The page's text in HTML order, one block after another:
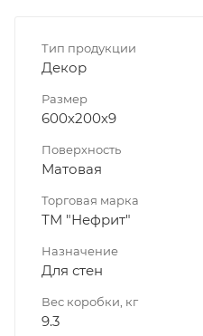
Тип продукции
Декор
Размер
600х200х9
Поверхность
Матовая
Торговая марка
ТМ "Нефрит"
Назначение
Для стен
Вес коробки, кг
9.3